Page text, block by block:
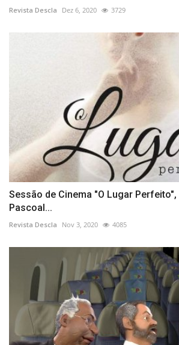
Revista Descla Dez 6, 2020 3729
Sessão de Cinema "O Lugar Perfeito",
Pascoal...
Revista Descla Nov 3, 2020 4085